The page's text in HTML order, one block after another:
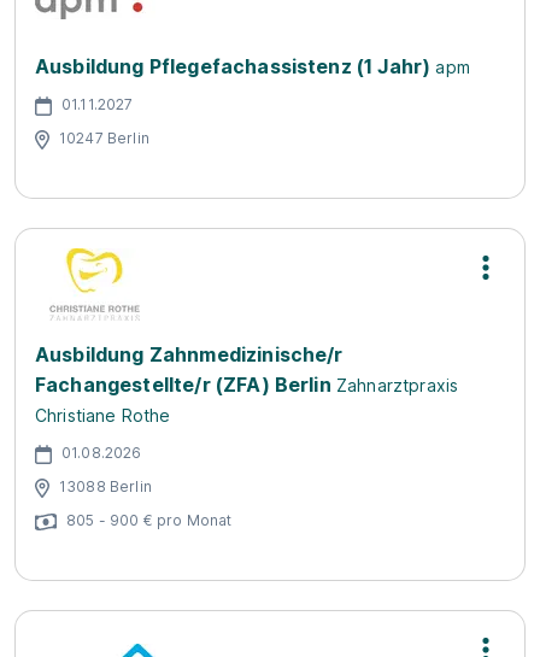
Ausbildung Pflegefachassistenz (1 Jahr) apm
01.11.2027
10247 Berlin
Ausbildung Zahnmedizinische/r
Fachangestellte/r (ZFA) Berlin Zahnarztpraxis
Christiane Rothe
01.08.2026
13088 Berlin
805 - 900 € pro Monat